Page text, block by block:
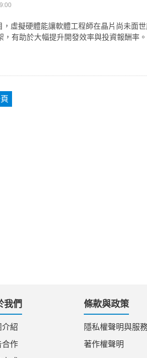
虛擬硬體能讓軟體工程師在晶片尚未面世
有助於大幅提升開發效率與投資報酬率。
我們
介紹
合作
條款與政策
隱私權聲明與服
著作權聲明